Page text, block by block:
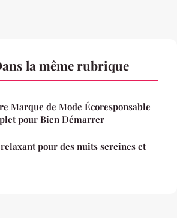
la même rubrique
Marque de Mode Écoresponsable
pour Bien Démarrer
pour des nuits sereines et